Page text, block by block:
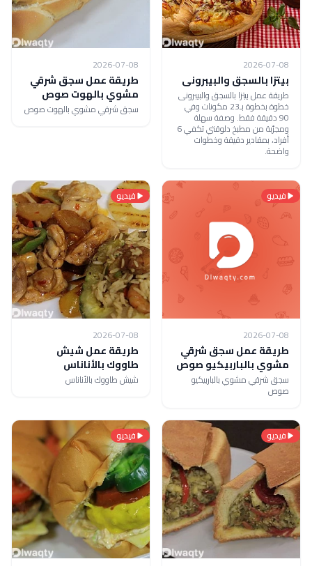
2026-07-08
بيتزا بالسجق والبيبرونى
طريقة عمل بيتزا بالسجق والبيبرونى
خطوة بخطوة بـ23 مكونات وفي
90 دقيقة فقط. وصفة سهلة
ومجرّبة من مطبخ دلوقتي تكفي 6
أفراد، بمقادير دقيقة وخطوات
واضحة.
2026-07-08
طريقة عمل سجق شرقي
مشوي بالهوت صوص
سجق شرقي مشوي بالهوت صوص
فيديو
2026-07-08
طريقة عمل سجق شرقي
مشوي بالباربيكيو صوص
سجق شرقي مشوي بالباربيكيو
صوص
فيديو
2026-07-08
طريقة عمل شيش
طاووك بالأناناس
شيش طاووك بالأناناس
فيديو فيديو